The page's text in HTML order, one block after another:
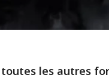
les autres